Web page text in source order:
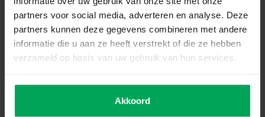
partners voor social media, adverteren en analyse. Deze
partners kunnen deze gegevens combineren met andere
informatie die u aan ze heeft verstrekt of die ze hebben
verzameld op basis van uw gebruik van hun services.
Akkoord
14 days reflection period
Delivery time 3-5 working days
More information? Neem contact met ons op
Useful accessories